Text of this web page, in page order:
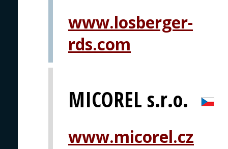
www.losberger-
rds.com
MICOREL s.r.o.
www.micorel.cz